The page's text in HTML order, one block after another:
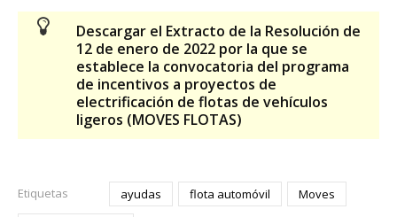
Descargar el Extracto de la Resolución de
12 de enero de 2022 por la que se
establece la convocatoria del programa
de incentivos a proyectos de
electrificación de flotas de vehículos
ligeros (MOVES FLOTAS)
Etiquetas ayudas flota automóvil
Moves